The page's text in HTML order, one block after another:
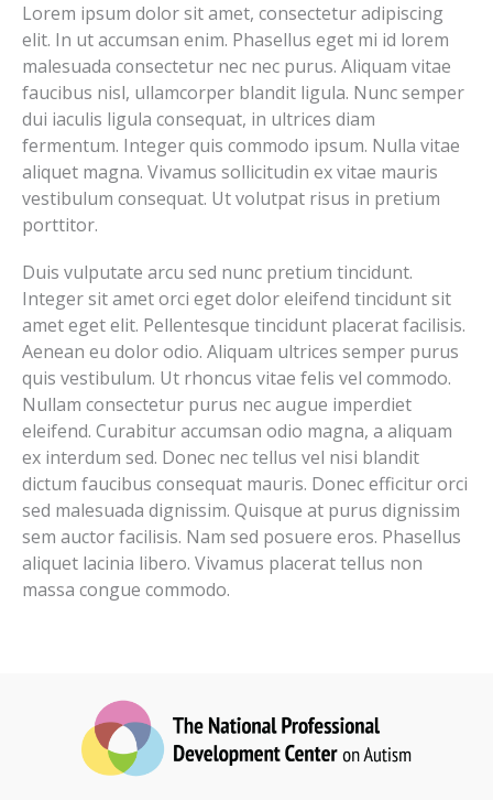
Lorem ipsum dolor sit amet, consectetur adipiscing
elit. In ut accumsan enim. Phasellus eget mi id lorem
malesuada consectetur nec nec purus. Aliquam vitae
faucibus nisl, ullamcorper blandit ligula. Nunc semper
dui iaculis ligula consequat, in ultrices diam
fermentum. Integer quis commodo ipsum. Nulla vitae
aliquet magna. Vivamus sollicitudin ex vitae mauris
vestibulum consequat. Ut volutpat risus in pretium
porttitor.
Duis vulputate arcu sed nunc pretium tincidunt.
Integer sit amet orci eget dolor eleifend tincidunt sit
amet eget elit. Pellentesque tincidunt placerat facilisis.
Aenean eu dolor odio. Aliquam ultrices semper purus
quis vestibulum. Ut rhoncus vitae felis vel commodo.
Nullam consectetur purus nec augue imperdiet
eleifend. Curabitur accumsan odio magna, a aliquam
ex interdum sed. Donec nec tellus vel nisi blandit
dictum faucibus consequat mauris. Donec efficitur orci
sed malesuada dignissim. Quisque at purus dignissim
sem auctor facilisis. Nam sed posuere eros. Phasellus
aliquet lacinia libero. Vivamus placerat tellus non
massa congue commodo.